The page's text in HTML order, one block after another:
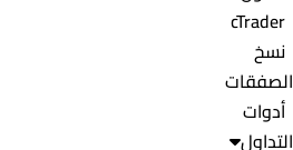
cTrader
نسخ
الصفقات
أدوات
التداول